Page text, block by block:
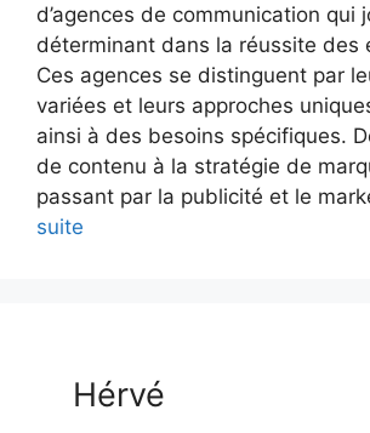
d’agences de communication qui
déterminant dans la réussite des
Ces agences se distinguent par
variées et leurs approches
ainsi à des besoins spécifiques.
de contenu à la stratégie de
passant par la publicité et le
suite
Hérvé